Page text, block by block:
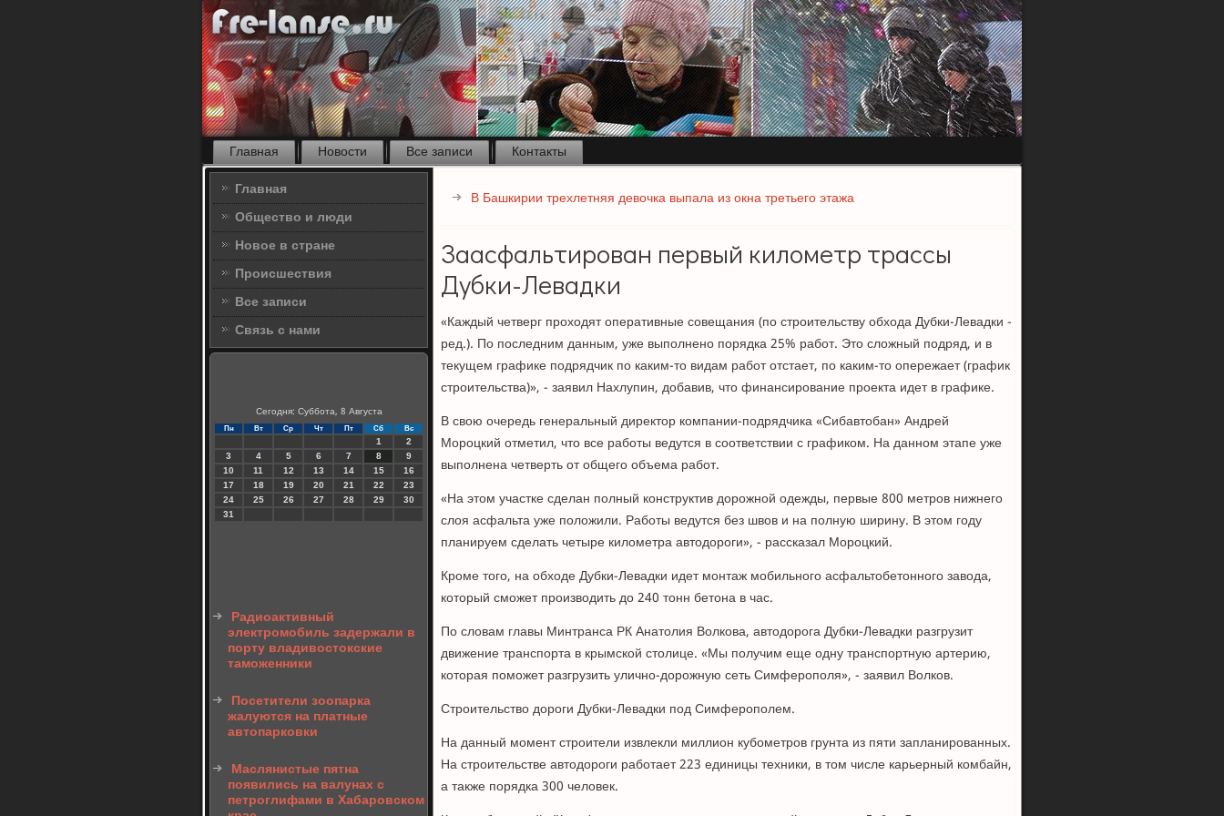
Главная Новости Все записи
Контакты
Главная
Общество и люди
Новое в стране
Происшествия
Все записи
Связь с нами
Сегодня: Суббота, 8 Августа
Пн Вт Ср Чт Пт Сб Вс
1
2
3
4 5 6 7 8
9
10
11 12 13 14 15
16
17
18 19 20 21 22
23
24
25 26 27 28 29
30
31
Радиоактивный
электромобиль задержали в
порту владивостокские
таможенники
Посетители зоопарка
жалуются на платные
автопарковки
Маслянистые пятна
появились на валунах с
петроглифами в Хабаровском
В Башкирии трехлетняя девочка выпала из окна третьего этажа
Заасфальтирован первый километр трассы
Дубки-Левадки
«Каждый четверг проходят оперативные совещания (по строительству обхода Дубки-Левадки -
ред.). По последним данным, уже выполнено порядка 25% работ. Это сложный подряд, и в
текущем графике подрядчик по каким-то видам работ отстает, по каким-то опережает (график
строительства)», - заявил Нахлупин, добавив, что финансирование проекта идет в графике.
В свою очередь генеральный директор компании-подрядчика «Сибавтобан» Андрей
Мороцкий отметил, что все работы ведутся в соответствии с графиком. На данном этапе уже
выполнена четверть от общего объема работ.
«На этом участке сделан полный конструктив дорожной одежды, первые 800 метров нижнего
слоя асфальта уже положили. Работы ведутся без швов и на полную ширину. В этом году
планируем сделать четыре километра автодороги», - рассказал Мороцкий.
Кроме того, на обходе Дубки-Левадки идет монтаж мобильного асфальтобетонного завода,
который сможет производить до 240 тонн бетона в час.
По словам главы Минтранса РК Анатолия Волкова, автодорога Дубки-Левадки разгрузит
движение транспорта в крымской столице. «Мы получим еще одну транспортную артерию,
которая поможет разгрузить улично-дорожную сеть Симферополя», - заявил Волков.
Строительство дороги Дубки-Левадки под Симферополем.
На данный момент строители извлекли миллион кубометров грунта из пяти запланированных.
На строительстве автодороги работает 223 единицы техники, в том числе карьерный комбайн,
а также порядка 300 человек.